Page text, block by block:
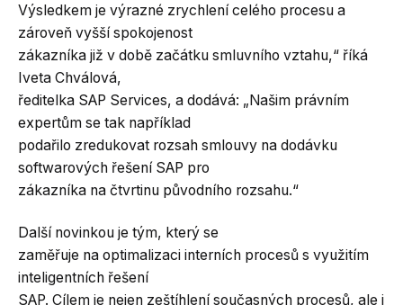
Výsledkem je výrazné zrychlení celého procesu a
zároveň vyšší spokojenost
zákazníka již v době začátku smluvního vztahu,“ říká
Iveta Chválová,
ředitelka SAP Services, a dodává: „Našim právním
expertům se tak například
podařilo zredukovat rozsah smlouvy na dodávku
softwarových řešení SAP pro
zákazníka na čtvrtinu původního rozsahu.“
Další novinkou je tým, který se
zaměřuje na optimalizaci interních procesů s využitím
inteligentních řešení
SAP. Cílem je nejen zeštíhlení současných procesů, ale i